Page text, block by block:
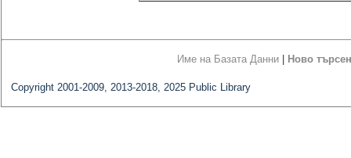
Име на Базата Данни Ново
Copyright 2001-2009, 2013-2018, 2025 Public Library